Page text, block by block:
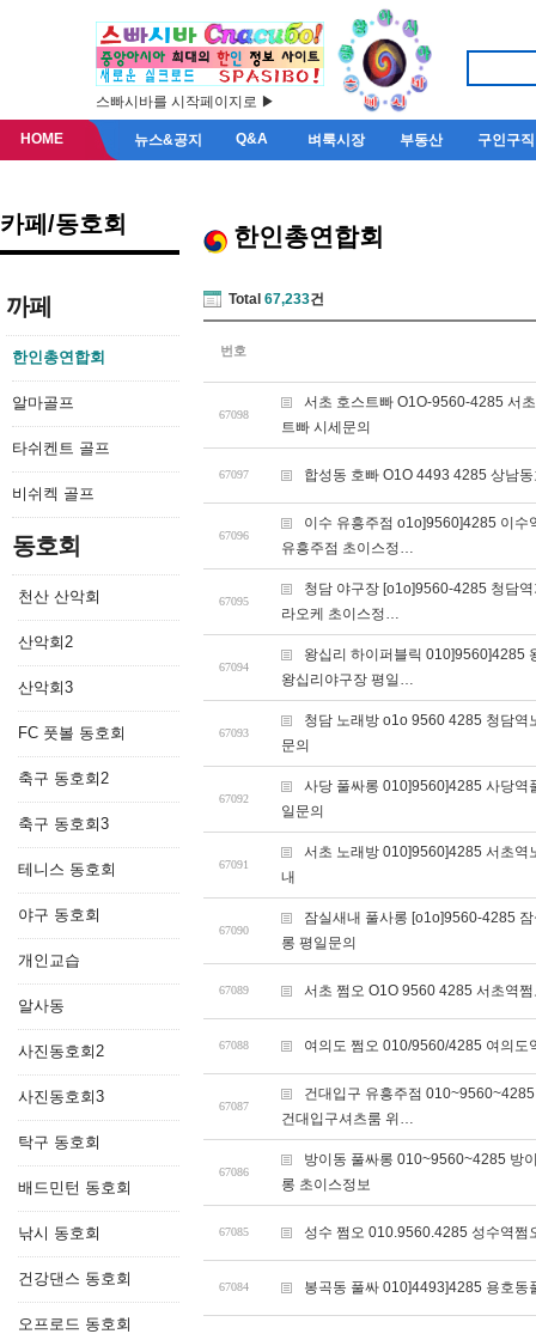
스빠시바를 시작페이지로 ▶
HOME 뉴스&공지 Q&A 벼룩시장 부동산 구인구직
카페/동호회
까페
한인총연합회
알마골프
타쉬켄트 골프
비쉬켁 골프
동호회
천산 산악회
산악회2
산악회3
FC 풋볼 동호회
축구 동호회2
축구 동호회3
테니스 동호회
야구 동호회
개인교습
알사동
사진동호회2
사진동호회3
탁구 동호회
배드민턴 동호회
낚시 동호회
건강댄스 동호회
오프로드 동호회
한인총연합회
Total 67,233건
번호
67098
서초 호스트빠 O1O-9560-4285 서
트빠 시세문의
67097 합성동 호빠 O1O 4493 4285 상남
67096
이수 유흥주점 o1o]9560]4285 이수
유흥주점 초이스정…
67095
청담 야구장 [o1o]9560-4285 청담
라오케 초이스정…
67094
왕십리 하이퍼블릭 010]9560]4285
왕십리야구장 평일…
67093
청담 노래방 o1o 9560 4285 청담역
문의
67092
사당 풀싸롱 010]9560]4285 사당역
일문의
67091
서초 노래방 010]9560]4285 서초역
내
67090
잠실새내 풀사롱 [o1o]9560-4285
롱 평일문의
67089 서초 쩜오 O1O 9560 4285 서초역
67088 여의도 쩜오 010/9560/4285 여의도
67087
건대입구 유흥주점
건대입구셔츠룸 위…
67086
방이동 풀싸롱 010~9560~4285 방
롱 초이스정보
67085 성수 쩜오 010.9560.4285 성수역쩜
67084 봉곡동 풀싸 010]4493]4285 용호동